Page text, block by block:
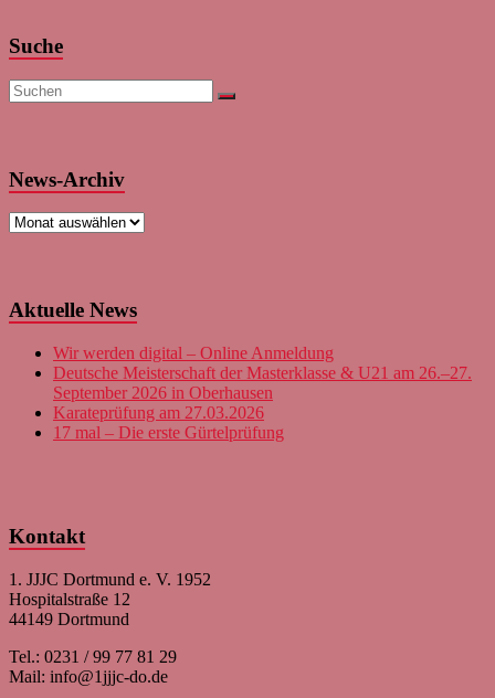
Suche
News-Archiv
News-
Aktuelle News
Wir werden digital – Online Anmeldung
Deutsche Meisterschaft der Masterklasse & U21 am 26.–27.
September 2026 in Oberhausen
Karateprüfung am 27.03.2026
17 mal – Die erste Gürtelprüfung
Kontakt
1. JJJC Dortmund e. V. 1952
Hospitalstraße 12
44149 Dortmund
Tel.: 0231 / 99 77 81 29
Mail: info@1jjjc-do.de